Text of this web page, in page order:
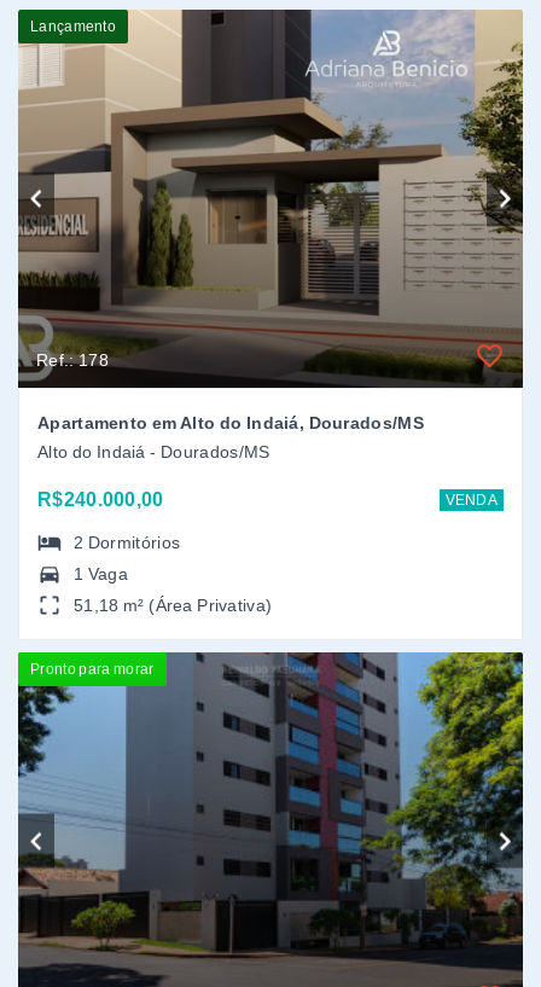
Ref.: 178
Apartamento em Alto do Indaiá, Dourados/MS
Alto do Indaiá - Dourados/MS
R$240.000,00 VENDA
Dormitórios
1 Vaga
51,18 m² (Área Privativa)
Pronto para morar
Ref.: 152
Apartamento em Jardim Tropical, Dourados/MS
Jardim Tropical - Dourados/MS
R$580.000,00 VENDA
3 Dormitórios , sendo1 suíte
2 Vagas
88,86 m² (Área Privativa)
Novo